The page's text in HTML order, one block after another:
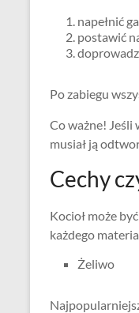
napełnić
postawić
Po zabiegu
Co ważne! Jeśli
musiał ją
Cechy
Kocioł może
każdego
Żeliwo